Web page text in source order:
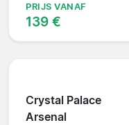
PRIJS VANAF
139 €
Crystal Palace
Arsenal